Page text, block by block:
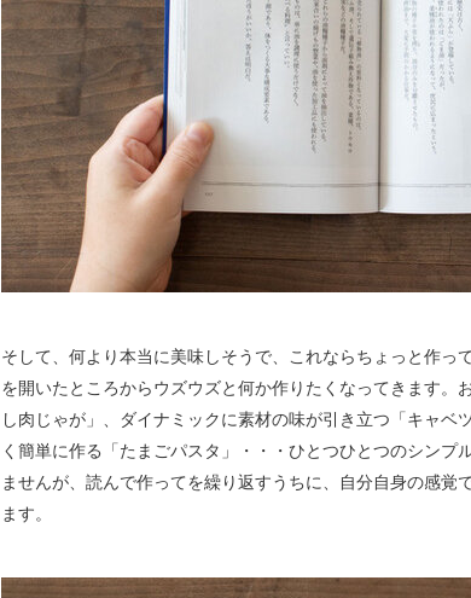
そして、何より本当に美味しそうで、これならちょっと作っ
を開いたところからウズウズと何か作りたくなってきます。
し肉じゃが」、ダイナミックに素材の味が引き立つ「キャベ
く簡単に作る「たまごパスタ」・・・ひとつひとつのシンプ
ませんが、読んで作ってを繰り返すうちに、自分自身の感覚
ます。